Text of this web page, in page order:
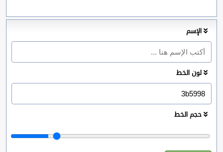
الإسم
لون الخط
حجم الخط